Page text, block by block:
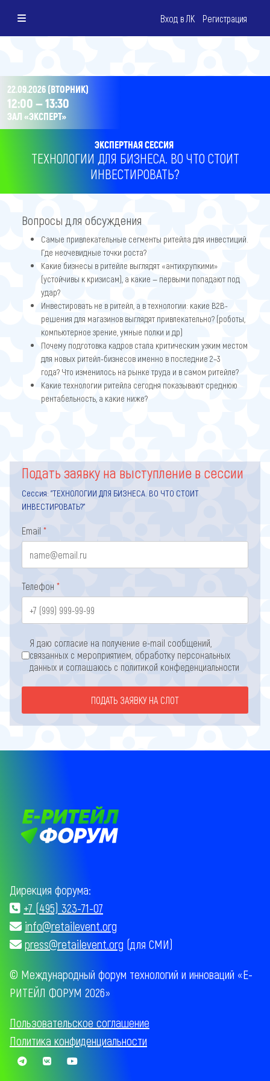
Вход в ЛК Регистрация
22.09.2026 (ВТОРНИК)
12:00 — 13:30
ЗАЛ «ЭКСПЕРТ»
ЭКСПЕРТНАЯ СЕССИЯ
ТЕХНОЛОГИИ ДЛЯ БИЗНЕСА. ВО ЧТО СТОИТ
ИНВЕСТИРОВАТЬ?
Вопросы для обсуждения
Самые привлекательные сегменты ритейла для инвестиций.
Где неочевидные точки роста?
Какие бизнесы в ритейле выглядят «антихрупкими»
(устойчивы к кризисам), а какие — первыми попадают под
удар?
Инвестировать не в ритейл, а в технологии: какие B2B-
решения для магазинов выглядят привлекательно? (роботы,
компьютерное зрение, умные полки и др)
Почему подготовка кадров стала критическим узким местом
для новых ритейл-бизнесов именно в последние 2–3
года? Что изменилось на рынке труда и в самом ритейле?
Какие технологии ритейла сегодня показывают среднюю
рентабельность, а какие ниже?
Подать заявку на выступление в сессии
Сессия: "ТЕХНОЛОГИИ ДЛЯ БИЗНЕСА. ВО ЧТО СТОИТ
ИНВЕСТИРОВАТЬ?"
Email *
Телефон *
Согласие с обработкой перс. данных*
Я даю согласие на получение e-mail сообщений,
связанных с мероприятием, обработку персональных
данных и соглашаюсь с политикой конфеденциальности
ПОДАТЬ ЗАЯВКУ НА СЛОТ
Дирекция форума:
+7 (495) 323-71-07
info@retailevent.org
press@retailevent.org (для СМИ)
© Международный форум технологий и инноваций «Е-
РИТЕЙЛ ФОРУМ 2026»
Пользовательское соглашение
Политика конфиденциальности